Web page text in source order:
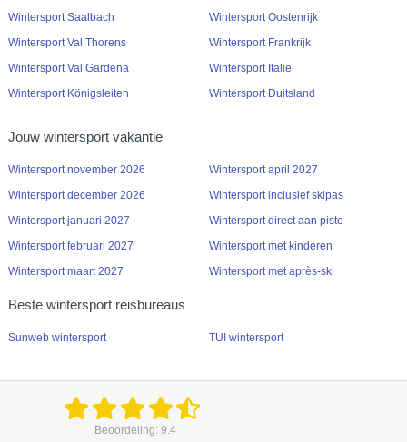
Wintersport Saalbach
Wintersport Val Thorens
Wintersport Val Gardena
Wintersport Königsleiten
Wintersport Oostenrijk
Wintersport Frankrijk
Wintersport Italië
Wintersport Duitsland
Jouw wintersport vakantie
Wintersport november 2026
Wintersport december 2026
Wintersport januari 2027
Wintersport februari 2027
Wintersport maart 2027
Wintersport april 2027
Wintersport inclusief skipas
Wintersport direct aan piste
Wintersport met kinderen
Wintersport met après-ski
Beste wintersport reisbureaus
Sunweb wintersport TUI wintersport
Beoordeling: 9.4